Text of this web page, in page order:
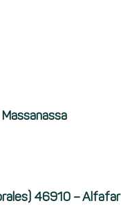
46910 – Alfafar